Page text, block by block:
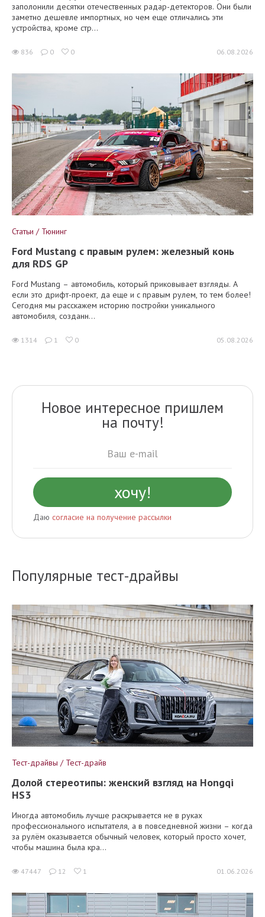
заполонили десятки отечественных радар-детекторов. Они были
заметно дешевле импортных, но чем еще отличались эти
устройства, кроме стр...
836 0 0 06.08.2026
Статьи / Тюнинг
Ford Mustang с правым рулем: железный конь
для RDS GP
Ford Mustang – автомобиль, который приковывает взгляды. А
если это дрифт-проект, да еще и с правым рулем, то тем более!
Сегодня мы расскажем историю постройки уникального
автомобиля, созданн...
1314 1 0 05.08.2026
Новое интересное пришлем
на почту!
Даю согласие на получение рассылки
Популярные тест-драйвы
Тест-драйвы / Тест-драйв
Долой стереотипы: женский взгляд на Hongqi
HS3
Иногда автомобиль лучше раскрывается не в руках
профессионального испытателя, а в повседневной жизни – когда
за рулём оказывается обычный человек, который просто хочет,
чтобы машина была кра...
47447 12 1 01.06.2026